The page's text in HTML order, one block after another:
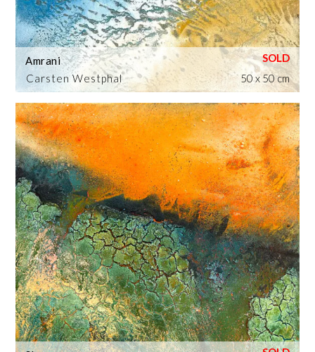
Carsten Westphal
Amrani
50 x 50 cm